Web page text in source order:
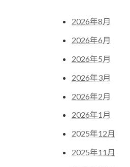
2026年8月
2026年6月
2026年5月
2026年3月
2026年2月
2026年1月
2025年12月
2025年11月